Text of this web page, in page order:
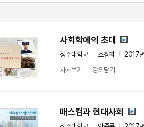
사회학에의 초대
청주대학교 조창희
2017
차시보기
강의담기
매스컴과 현대사회